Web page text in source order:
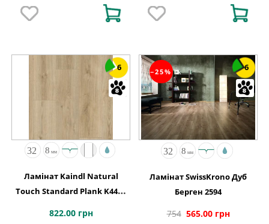
6
Ламінат Kaindl Natural
Touch Standard Plank K4420
822.00 грн
−25% 6
Ламінат SwissKrono Дуб
Берген 2594
754 565.00 грн